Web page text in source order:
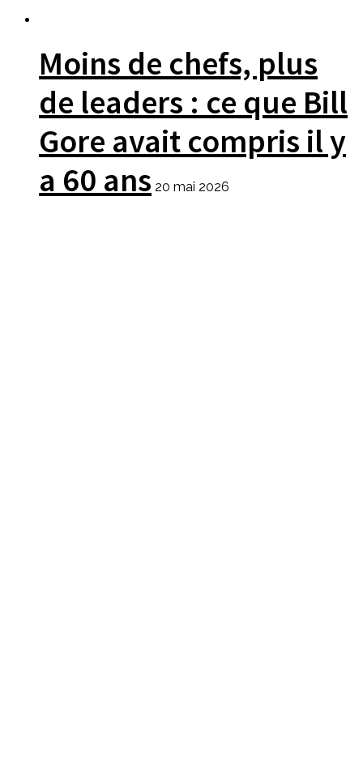
Moins de chefs, plus
de leaders : ce que Bill
Gore avait compris il y
a 60 ans 20 mai 2026